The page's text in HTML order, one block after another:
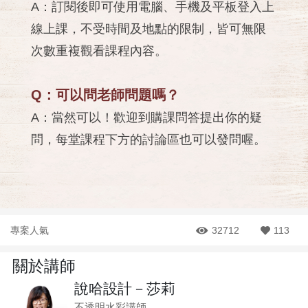
A：訂閱後即可使用電腦、手機及平板登入上
線上課，不受時間及地點的限制，皆可無限
次數重複觀看課程內容。
Q：可以問老師問題嗎？
A：當然可以！歡迎到購課問答提出你的疑
問，每堂課程下方的討論區也可以發問喔。
專案人氣 32712 113
關於講師
說哈設計－莎莉